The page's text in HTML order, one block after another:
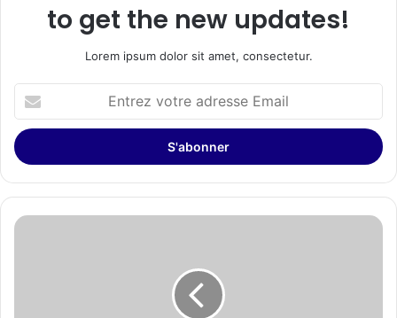
to get the new updates!
Lorem ipsum dolor sit amet, consectetur.
votre
adresse
Email
Rio